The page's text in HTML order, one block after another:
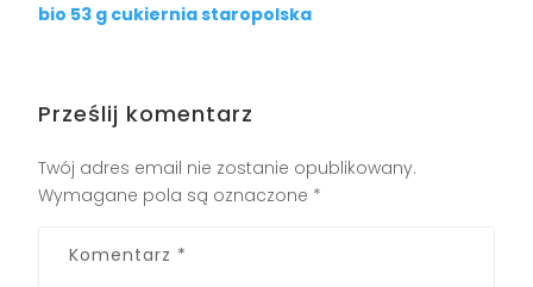
bio 53 g cukiernia staropolska
Prześlij komentarz
Twój adres email nie zostanie opublikowany.
Wymagane pola są oznaczone *